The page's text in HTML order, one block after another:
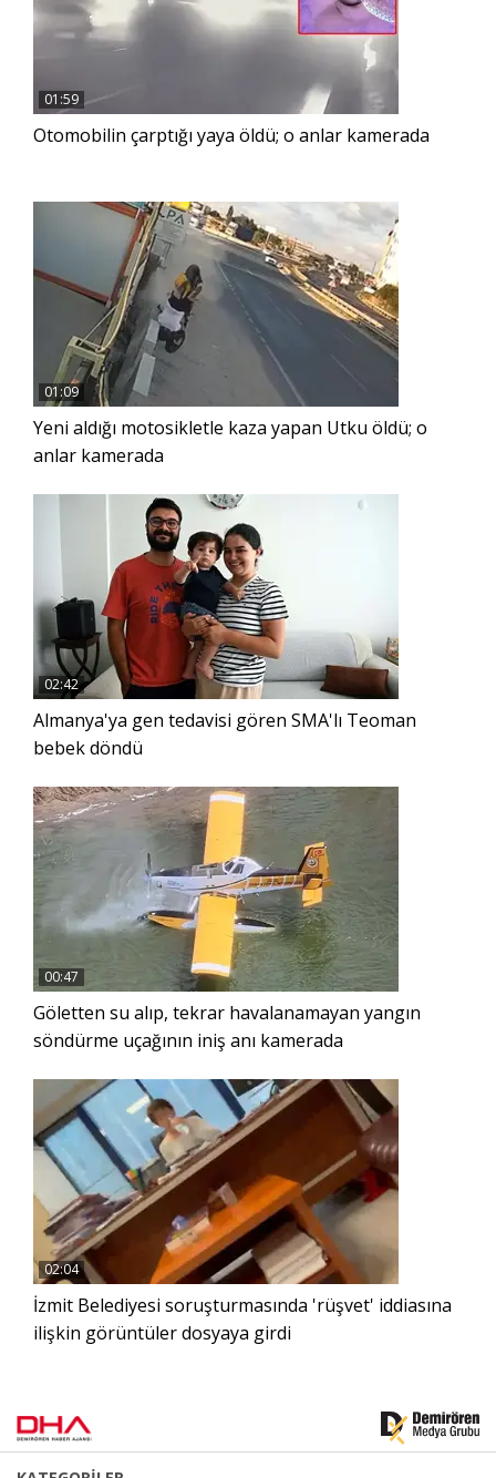
01:59
Otomobilin çarptığı yaya öldü; o anlar kamerada
01:09
Yeni aldığı motosikletle kaza yapan Utku öldü; o
anlar kamerada
02:42
Almanya'ya gen tedavisi gören SMA'lı Teoman
bebek döndü
00:47
Göletten su alıp, tekrar havalanamayan yangın
söndürme uçağının iniş anı kamerada
02:04
İzmit Belediyesi soruşturmasında 'rüşvet' iddiasına
ilişkin görüntüler dosyaya girdi